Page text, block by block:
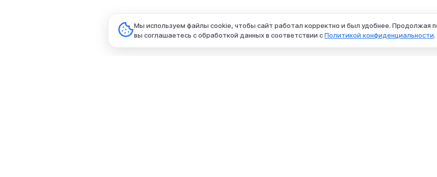
Мы используем файлы cookie, чтобы сайт работал корректно и был удобнее. Продолжая
вы соглашаетесь с обработкой данных в соответствии сПолитикой конфиденциальности.